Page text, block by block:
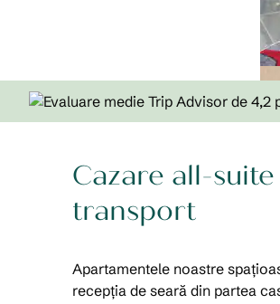
Cazare all-
transport
Apartamentele noastre
recepția de seară din partea